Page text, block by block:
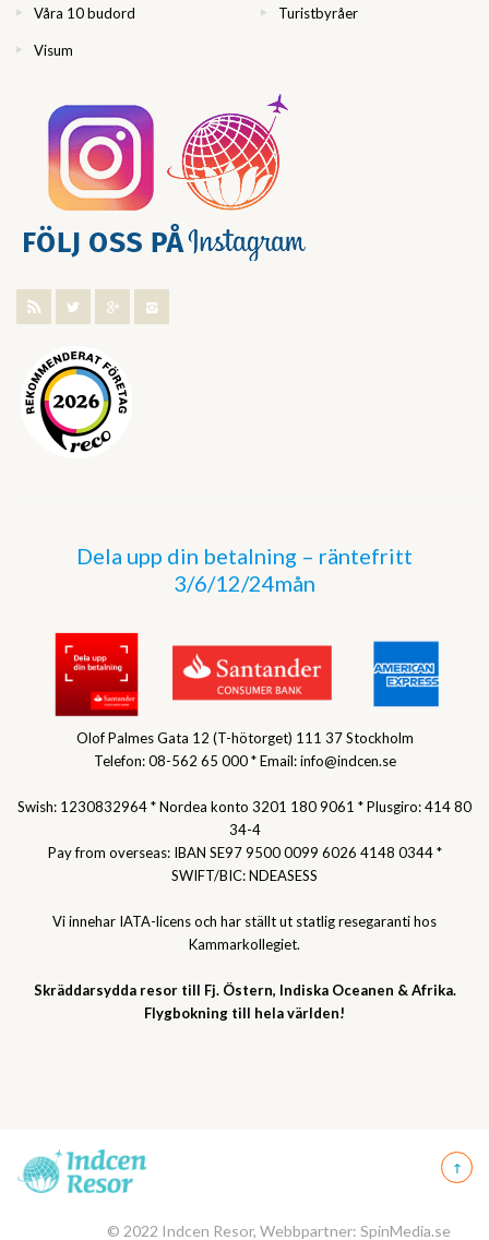
Våra 10 budord Turistbyråer
Visum
Dela upp din betalning – räntefritt
3/6/12/24mån
Olof Palmes Gata 12 (T-hötorget) 111 37 Stockholm
Telefon: 08-562 65 000 * Email: info@indcen.se
Swish: 1230832964 * Nordea konto 3201 180 9061 * Plusgiro: 414 80
34-4
Pay from overseas: IBAN SE97 9500 0099 6026 4148 0344 *
SWIFT/BIC: NDEASESS
Vi innehar IATA-licens och har ställt ut statlig resegaranti hos
Kammarkollegiet.
Skräddarsydda resor till Fj. Östern, Indiska Oceanen & Afrika.
Flygbokning till hela världen!
© 2022 Indcen Resor, Webbpartner: SpinMedia.se